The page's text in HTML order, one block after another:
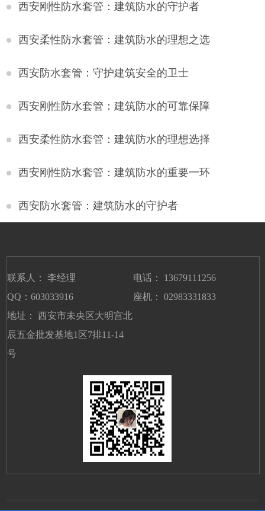
西安刚性防水套管：建筑防水的守护者
西安柔性防水套管：建筑防水的理想之选
西安防水套管：守护建筑安全的卫士
西安刚性防水套管：建筑防水的可靠保障
西安柔性防水套管：建筑防水的理想选择
西安刚性防水套管：建筑防水的重要一环
西安防水套管：建筑防水的守护者
联系人： 李经理
电话： 13679111256
QQ：603033916
座机： 02983331833
地址： 西安市未央区大明宫北
辰五金批发基地1区7排11-14
号